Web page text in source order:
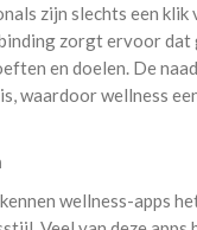
zijn slechts een
zorgt ervoor
en doelen. De
waardoor wellness
wellness-apps